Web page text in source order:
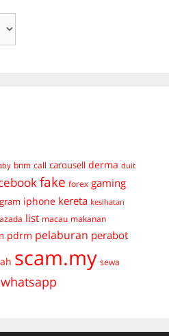
bnm call carousell derma duit
fake forex gaming
iphone kereta kesihatan
list macau makanan
pdrm pelaburan perabot
scam.my sewa
whatsapp